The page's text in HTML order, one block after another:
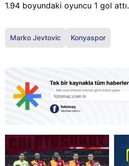
1.94 boyundaki oyuncu 1 gol attı.
Marko Jevtovic Konyaspor